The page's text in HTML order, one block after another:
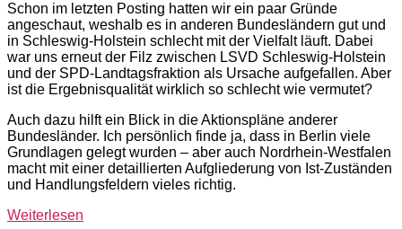
Schon im letzten Posting hatten wir ein paar Gründe
angeschaut, weshalb es in anderen Bundesländern gut und
in Schleswig-Holstein schlecht mit der Vielfalt läuft. Dabei
war uns erneut der Filz zwischen LSVD Schleswig-Holstein
und der SPD-Landtagsfraktion als Ursache aufgefallen. Aber
ist die Ergebnisqualität wirklich so schlecht wie vermutet?
Auch dazu hilft ein Blick in die Aktionspläne anderer
Bundesländer. Ich persönlich finde ja, dass in Berlin viele
Grundlagen gelegt wurden – aber auch Nordrhein-Westfalen
macht mit einer detaillierten Aufgliederung von Ist-Zuständen
und Handlungsfeldern vieles richtig.
Weiterlesen